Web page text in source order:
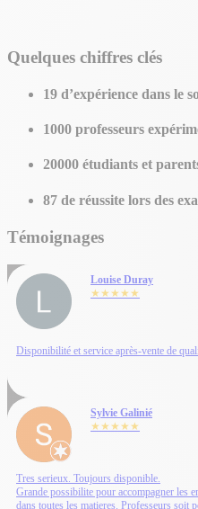
Quelques chiffres clés
19 d’expérience dans le
1000 professeurs
20000 étudiants et
87 de réussite lors des
Témoignages
Louise Duray
★★★★★
Disponibilité et service après-vente de
Sylvie Galinié
★★★★★
Tres serieux. Toujours disponible.
Grande possibilite pour accompagner les
dans toutes les matieres. Professeurs soit